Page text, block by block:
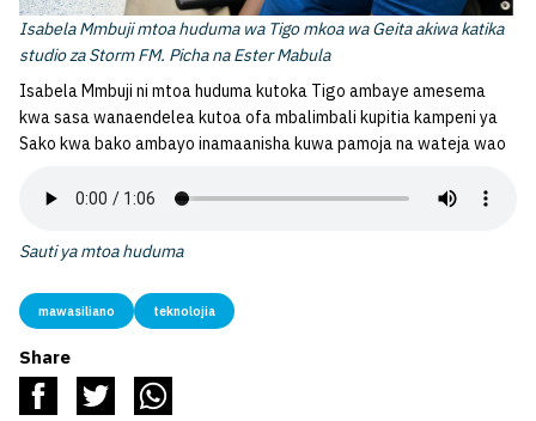
Isabela Mmbuji mtoa huduma wa Tigo mkoa wa Geita akiwa katika
studio za Storm FM. Picha na Ester Mabula
Isabela Mmbuji ni mtoa huduma kutoka Tigo ambaye amesema
kwa sasa wanaendelea kutoa ofa mbalimbali kupitia kampeni ya
Sako kwa bako ambayo inamaanisha kuwa pamoja na wateja wao
Sauti ya mtoa huduma
mawasiliano teknolojia
Share